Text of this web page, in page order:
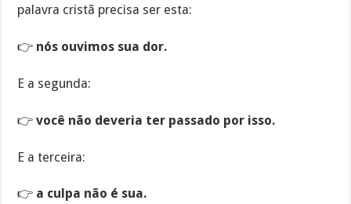
palavra cristã precisa ser esta:
👉 nós ouvimos sua dor.
E a segunda:
👉você não deveria ter passado por isso.
E a terceira:
👉 a culpa não é sua.